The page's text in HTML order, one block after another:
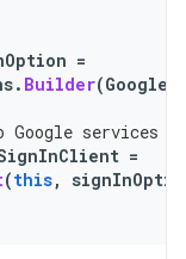
=
. Builder(
services
=
(this,